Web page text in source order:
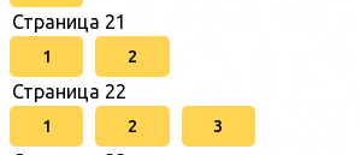
Страница 21
1 2
Страница 22
1 2 3